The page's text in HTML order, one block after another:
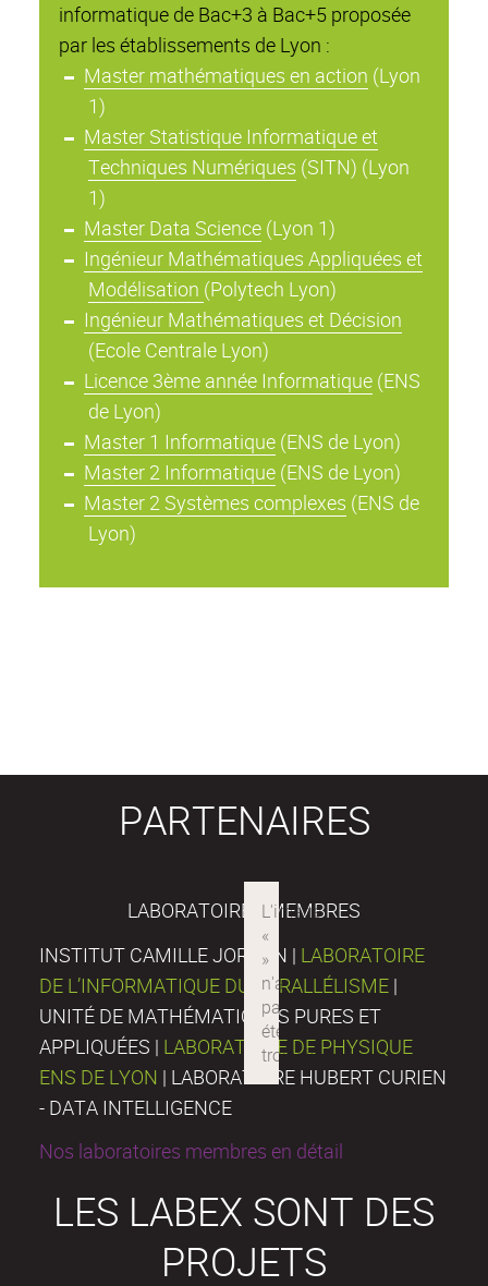
informatique de Bac+3 à Bac+5 proposée
par les établissements de Lyon :
Master mathématiques en action (Lyon
1)
Master Statistique Informatique et
Techniques Numériques (SITN) (Lyon
1)
Master Data Science(Lyon 1)
Ingénieur Mathématiques Appliquées et
Modélisation (Polytech Lyon)
Ingénieur Mathématiques et Décision
(Ecole Centrale Lyon)
Licence 3ème année Informatique(ENS
de Lyon)
Master 1 Informatique(ENS de Lyon)
Master 2 Informatique(ENS de Lyon)
Master 2 Systèmes complexes (ENS de
Lyon)
PARTENAIRES
LABORATOIRES MEMBRES
INSTITUT CAMILLE JORDAN | LABORATOIRE
DE L’INFORMATIQUE DU PARALLÉLISME |
UNITÉ DE MATHÉMATIQUES PURES ET
APPLIQUÉES | LABORATOIRE DE PHYSIQUE
ENS DE LYON | LABORATOIRE HUBERT CURIEN
- DATA INTELLIGENCE
Nos laboratoires membres en détail
LES LABEX SONT DES
PROJETS